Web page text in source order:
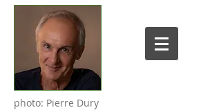
photo: Pierre Dury